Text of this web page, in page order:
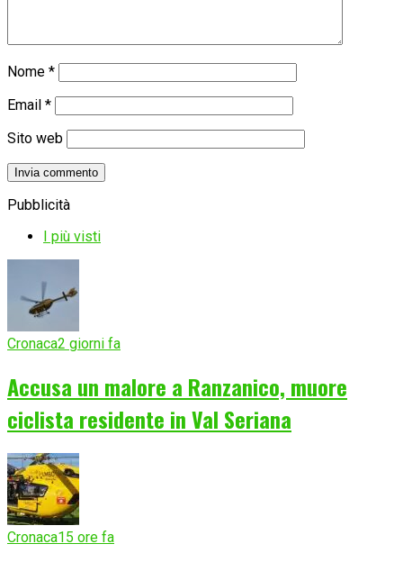
Nome *
Email *
Sito web
Pubblicità
I più visti
Cronaca2 giorni fa
Accusa un malore a Ranzanico, muore
ciclista residente in Val Seriana
Cronaca15 ore fa